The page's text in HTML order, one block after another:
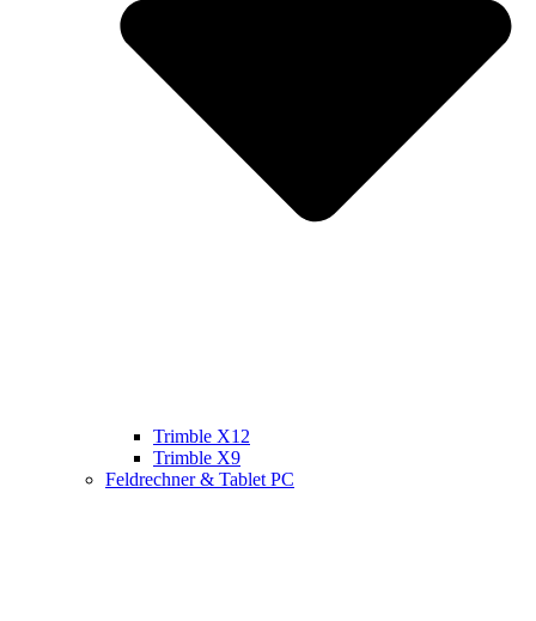
Trimble X12
Trimble X9
Feldrechner & Tablet PC